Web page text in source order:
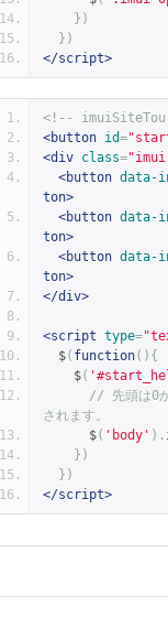
})
})
</script>
<!-- imuiSiteTour
<button id=
<div class=
<button data-
ton>
<button data-
ton>
<button data-
ton>
</div>
<script type=
  $
( function(){
    $
(
// 先頭は0
されます。
      $
( 'body' ).
})
})
</script>